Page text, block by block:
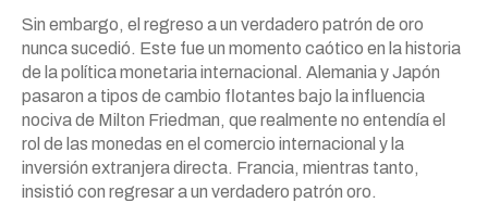
Sin embargo, el regreso a un verdadero patrón de oro
nunca sucedió. Este fue un momento caótico en la historia
de la política monetaria internacional. Alemania y Japón
pasaron a tipos de cambio flotantes bajo la influencia
nociva de Milton Friedman, que realmente no entendía el
rol de las monedas en el comercio internacional y la
inversión extranjera directa. Francia, mientras tanto,
insistió con regresar a un verdadero patrón oro.